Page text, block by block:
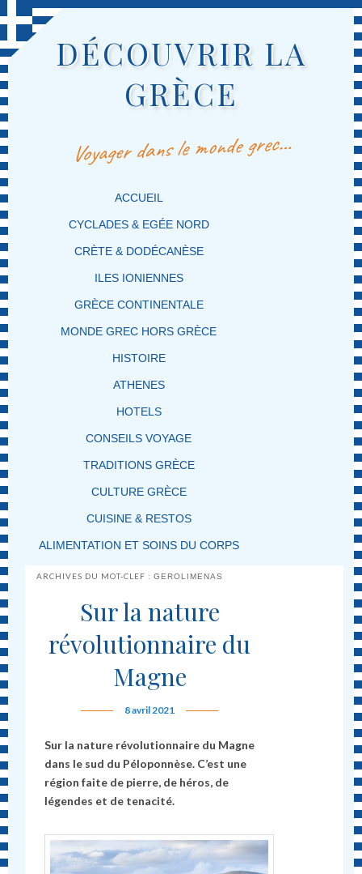
DÉCOUVRIR LA
GRÈCE
Voyager dans le monde grec…
MENU PRINCIPAL
MASQUER LA NAVIGATION PRINCIPALE
MASQUER LA NAVIGATION SECONDAIRE
ACCUEIL
CYCLADES & EGÉE NORD
CRÈTE & DODÉCANÈSE
ILES IONIENNES
GRÈCE CONTINENTALE
MONDE GREC HORS GRÈCE
HISTOIRE
ATHENES
HOTELS
CONSEILS VOYAGE
TRADITIONS GRÈCE
CULTURE GRÈCE
CUISINE & RESTOS
ALIMENTATION ET SOINS DU CORPS
ARCHIVES DU MOT-CLEF :GEROLIMENAS
Sur la nature
révolutionnaire du
Magne
8 avril 2021
Sur la nature révolutionnaire du Magne
dans le sud du Péloponnèse. C’est une
région faite de pierre, de héros, de
légendes et de tenacité.